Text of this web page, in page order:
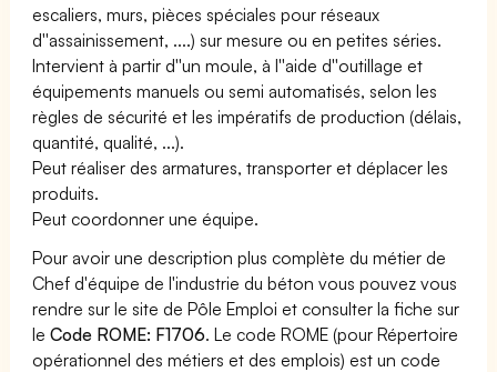
escaliers, murs, pièces spéciales pour réseaux
d''assainissement, ....) sur mesure ou en petites séries.
Intervient à partir d''un moule, à l''aide d''outillage et
équipements manuels ou semi automatisés, selon les
règles de sécurité et les impératifs de production (délais,
quantité, qualité, ...).
Peut réaliser des armatures, transporter et déplacer les
produits.
Peut coordonner une équipe.
Pour avoir une description plus complète du métier de
Chef d'équipe de l'industrie du béton vous pouvez vous
rendre sur le site de Pôle Emploi et consulter la fiche sur
leCode ROME: F1706. Le code ROME (pour Répertoire
opérationnel des métiers et des emplois) est un code